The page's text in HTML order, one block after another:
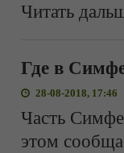
Читать
Где в
28-08-2018, 17:46
Часть
этом